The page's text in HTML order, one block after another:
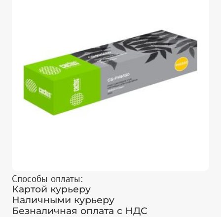
Способы оплаты:
Картой курьеру
Наличными курьеру
Безналичная оплата с НДС